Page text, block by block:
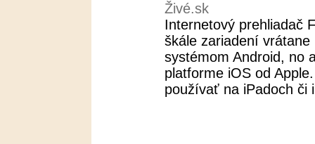
Živé.sk
Internetový prehliadač
škále zariadení
systémom Android, no
platforme iOS od
používať na iPadoch či